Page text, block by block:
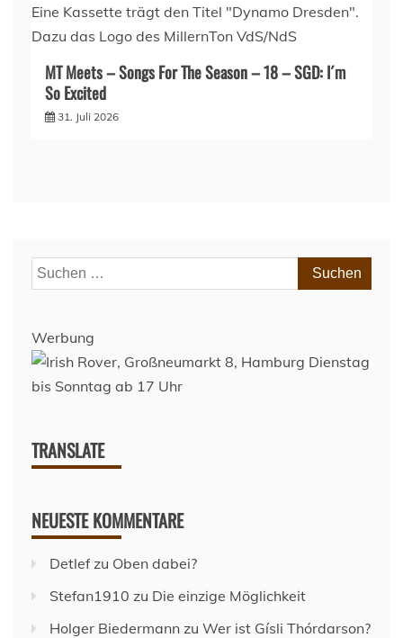
MT Meets – Songs For The Season – 18 – SGD: I´m
So Excited
31. Juli 2026
Suchen
nach:
Werbung
TRANSLATE
NEUESTE KOMMENTARE
Detlefzu Oben dabei?
Stefan1910 zu Die einzige Möglichkeit
Holger Biedermann zu Wer ist Gísli Thórdarson?